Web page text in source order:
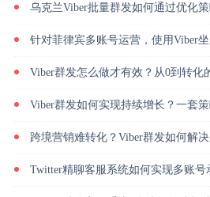
乌克兰Viber批量群发如何通过优化
针对菲律宾多账号运营，使用Viber坐
Viber群发怎么做才有效？从0到转化
Viber群发如何实现持续增长？一套
跨境营销难转化？Viber群发如何解
Twitter精聊客服系统如何实现多账号